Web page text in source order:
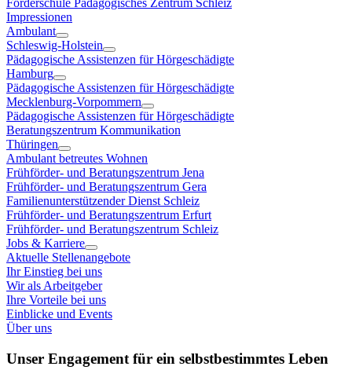
Förderschule Pädagogisches Zentrum Schleiz
Impressionen
Ambulant
Schleswig-Holstein
Pädagogische Assistenzen für Hörgeschädigte
Hamburg
Pädagogische Assistenzen für Hörgeschädigte
Mecklenburg-Vorpommern
Pädagogische Assistenzen für Hörgeschädigte
Beratungszentrum Kommunikation
Thüringen
Ambulant betreutes Wohnen
Frühförder- und Beratungszentrum Jena
Frühförder- und Beratungszentrum Gera
Familienunterstützender Dienst Schleiz
Frühförder- und Beratungszentrum Erfurt
Frühförder- und Beratungszentrum Schleiz
Jobs & Karriere
Aktuelle Stellenangebote
Ihr Einstieg bei uns
Wir als Arbeitgeber
Ihre Vorteile bei uns
Einblicke und Events
Über uns
Unser Engagement für ein selbstbestimmtes Leben